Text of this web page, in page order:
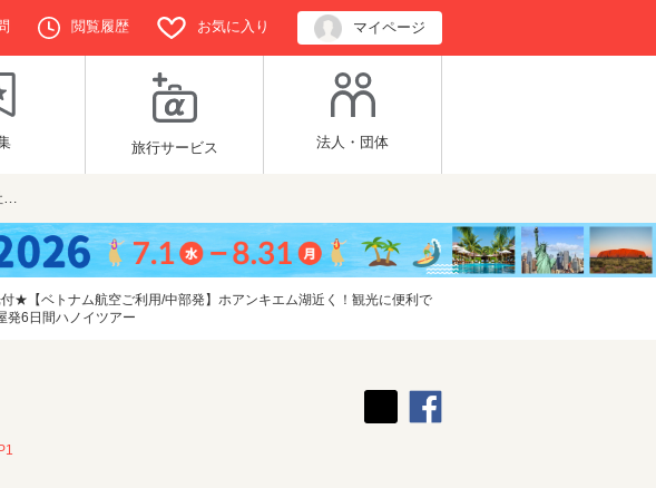
閲覧履歴 お気に入り マイページ
旅行サービス 法人・団体
…
★【ベトナム航空ご利用/中部発】ホアンキエム湖近く！観光に便利で
発6日間ハノイツアー